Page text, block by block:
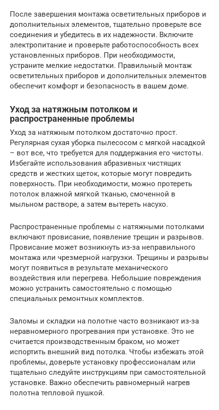
После завершения монтажа осветительных приборов и
дополнительных элементов, тщательно проверьте все
соединения и убедитесь в их надежности. Включите
электропитание и проверьте работоспособность всех
установленных приборов. При необходимости,
устраните мелкие недостатки. Правильный монтаж
осветительных приборов и дополнительных элементов
обеспечит комфорт и безопасность в вашем доме.
Уход за натяжным потолком и
распространенные проблемы
Уход за натяжным потолком достаточно прост.
Регулярная сухая уборка пылесосом с мягкой насадкой
– вот все, что требуется для поддержания его чистоты.
Избегайте использования абразивных чистящих
средств и жестких щеток, которые могут повредить
поверхность. При необходимости, можно протереть
потолок влажной мягкой тканью, смоченной в
мыльном растворе, а затем вытереть насухо.
Распространенные проблемы с натяжными потолками
включают провисание, появление трещин и разрывов.
Провисание может возникнуть из-за неправильного
монтажа или чрезмерной нагрузки. Трещины и разрывы
могут появиться в результате механического
воздействия или перегрева. Небольшие повреждения
можно устранить самостоятельно с помощью
специальных ремонтных комплектов.
Заломы и складки на полотне часто возникают из-за
неравномерного прогревания при установке. Это не
считается производственным браком, но может
испортить внешний вид потолка. Чтобы избежать этой
проблемы, доверьте установку профессионалам или
тщательно следуйте инструкциям при самостоятельной
установке. Важно обеспечить равномерный нагрев
полотна тепловой пушкой.